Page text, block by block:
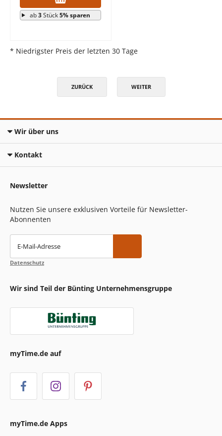
ab3Stück5% sparen
* Niedrigster Preis der letzten 30 Tage
ZURÜCK WEITER
Wir über uns
Kontakt
Newsletter
Nutzen Sie unsere exklusiven Vorteile für Newsletter-
Abonnenten
E-Mail-Adresse
Datenschutz
Wir sind Teil der Bünting Unternehmensgruppe
myTime.de auf
myTime.de Apps